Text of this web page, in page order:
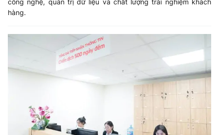
công nghệ, quản trị dữ liệu và chất lượng trải nghiệm khách
hàng.